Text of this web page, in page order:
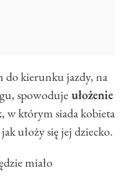
do kierunku jazdy, na
spowodujeułożenie
w którym siada kobieta
ułoży się jej dziecko.
miało